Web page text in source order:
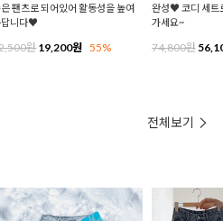
팬츠로 되어있어 활동성을 높여
답니다♥
원19,200원 55%
완성♥ 코디 세트
가세요~
74,800원
전체보기